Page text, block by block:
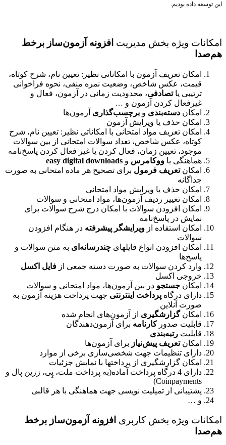
این توسعه داده بودیم.
امکانات ویژه بخش مدیریت افزونه آزمون‌ساز برخط
هم‌صدا
امکان تعریف آزمون با امکاناتی نظیر: تعیین نام، شرح کوتاه،
قیمت، عکس شاخص، وضعیت نمره منفی، نحوه فراخوانی
ترتیبی یاتصادفی، محدودیت زمانی در آزمون، فعال و
غیرفعال کردن آزمون و …
امکان دسته‌بندی و برچسب‌گذاری آزمون‌ها
امکان حذف یا ویرایش آزمون
امکان تعریف مواد امتحانی با امکاناتی نظیر: تعیین نام، شرح
کوتاه، عکس شاخص، تعداد سوالات امتحانی از بین سوالات
موجود، تعیین زمان، فعال کردن یا غیر فعال کردن پاسخ‌نامه
هماهنگی با ووکامرس و easy digital downloads
امکانتعریف فرمول برای تصحیح هر ماده امتحانی به صورت
جداگانه
امکان حذف یا ویرایش مواد امتحانی
امکان تغییر ردیف آزمون‌ها، مواد امتحانی و سوالات
امکان افزودن سوالات با امکان درج شرح سوالات برای
نمایش در پاسخ‌نامه
امکان استفاده از ویرایشگر پیشرفته در هنگام افزودن
سوالات
امکان افزودن انواع فایلهای چندرسانه‌ای به متن سوالات و
پاسخ‌ها
وارد کردن سوالات به صورت دسته جمعی از فایل اکسل
خروجی اکسل
امکان جستجو در بین آزمون‌ها، مواد امتحانی و سوالات
دارای درگاه پرداخت اینترنتی جهت پرداخت هزینه آزمون به
صورت آنلاین
امکانگزارشگیری از آزمون‌های انجام شده
قابلیت صدورکارنامه برای آزمون‌دهندگان
قابلیت رتبه‌بندی
امکانتعریف پیش‌نیاز برای آزمون‌ها
دارای تنظیمات جهت شخصی‌سازی برخی از موارد
امکان گزارشگیری از پرداختها با نمایش جزئیات
دارای 4 درگاه پرداخت آماده(به پرداخت ملت، پِی، زرین پال و
Coinpayments)
پشتیبانی از تمپلیت نویسی جهت هماهنگی با هر قالبی
و …
امکانات ویژه بخش کاربری افزونه آزمون‌ساز برخط
هم‌صدا